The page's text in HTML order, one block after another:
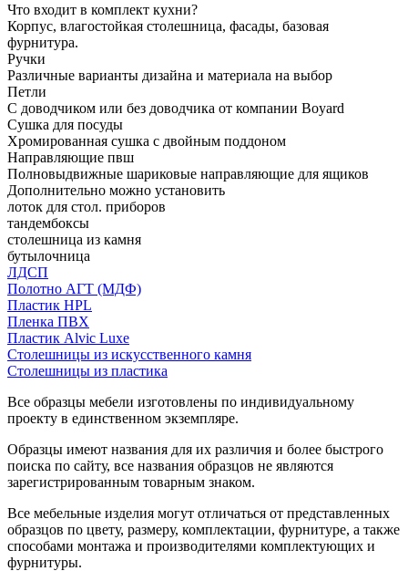
Что входит в комплект кухни?
Корпус, влагостойкая столешница, фасады, базовая
фурнитура.
Ручки
Различные варианты дизайна и материала на выбор
Петли
С доводчиком или без доводчика от компании Boyard
Сушка для посуды
Хромированная сушка с двойным поддоном
Направляющие пвш
Полновыдвижные шариковые направляющие для ящиков
Дополнительно можно установить
лоток для стол. приборов
тандембоксы
столешница из камня
бутылочница
ЛДСП
Полотно АГТ (МДФ)
Пластик HPL
Пленка ПВХ
Пластик Alvic Luxe
Столешницы из искусственного камня
Столешницы из пластика
Все образцы мебели изготовлены по индивидуальному
проекту в единственном экземпляре.
Образцы имеют названия для их различия и более быстрого
поиска по сайту, все названия образцов не являются
зарегистрированным товарным знаком.
Все мебельные изделия могут отличаться от представленных
образцов по цвету, размеру, комплектации, фурнитуре, а также
способами монтажа и производителями комплектующих и
фурнитуры.